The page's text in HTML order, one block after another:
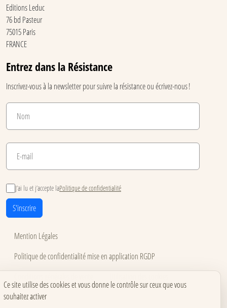
Editions Leduc
76 bd Pasteur
75015 Paris
FRANCE
Entrez dans la Résistance
Inscrivez-vous à la newsletter pour suivre la résistance ou écrivez-nous !
J’ai lu et j’accepte laPolitique de confidentialité
S'inscrire
Mention Légales
Politique de confidentialité mise en application RGDP
Accessibilité
Ce site utilise des cookies et vous donne le contrôle sur ceux que vous
souhaitez activer